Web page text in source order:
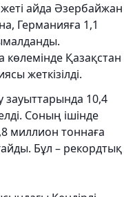
айда Әзербайжан
Германияға 1,1
Қазақстан
жеткізілді.
10,4
Соның ішінде
миллион тоннаға
Бұл – рекордтық